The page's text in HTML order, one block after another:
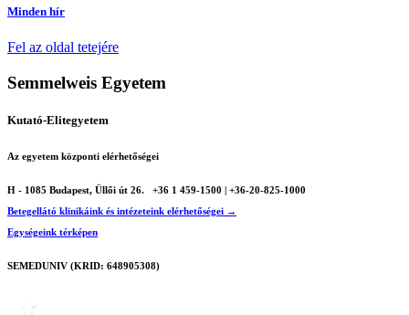
Minden hír
Fel az oldal tetejére
Semmelweis Egyetem
Kutató-Elitegyetem
Az egyetem központi elérhetőségei
H - 1085 Budapest, Üllői út 26.
+36 1 459-1500 | +36-20-825-1000
Betegellátó klinikáink és intézeteink elérhetőségei →
Egységeink térképen
SEMEDUNIV (KRID: 648905308)